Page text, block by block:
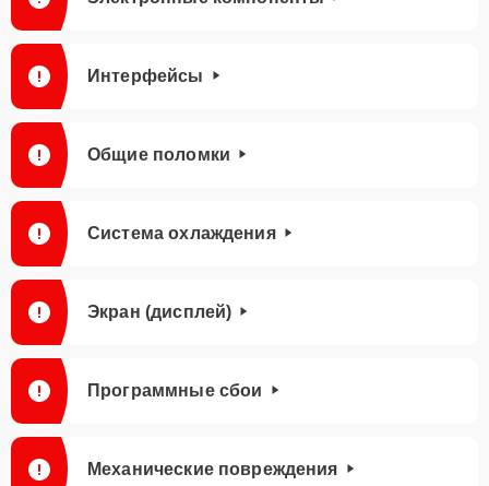
Интерфейсы
Общие поломки
Система охлаждения
Экран (дисплей)
Программные сбои
Механические повреждения